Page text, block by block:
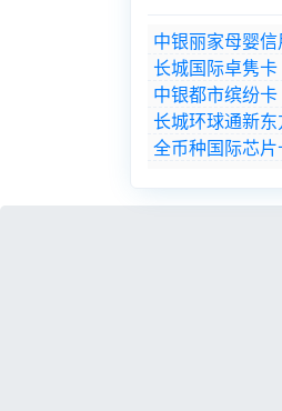
中银丽家母婴
长城国际卓隽卡
中银都市缤纷卡
长城环球通新
全币种国际芯片